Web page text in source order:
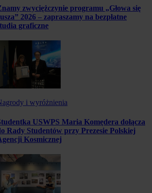
zwyciężczynie programu „Głowa się
2026 – zapraszamy na bezpłatne
graficzne
i wyróżnienia
USWPS Maria Komędera dołącza
Rady Studentów przy Prezesie Polskiej
Kosmicznej